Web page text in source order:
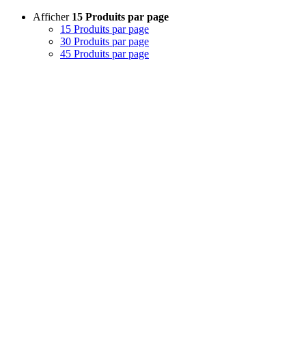
Afficher 15 Produits par page
15 Produits par page
30 Produits par page
45 Produits par page